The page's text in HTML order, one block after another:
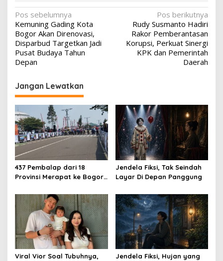
Navigasi
pos
Pos sebelumnya
Kemuning Gading Kota
Bogor Akan Direnovasi,
Disparbud Targetkan Jadi
Pusat Budaya Tahun
Depan
Pos berikutnya
Rudy Susmanto Hadiri
Rakor Pemberantasan
Korupsi, Perkuat Sinergi
KPK dan Pemerintah
Daerah
Jangan Lewatkan
437 Pembalap dari 18
Provinsi Merapat ke Bogor,
2026
Jendela Fiksi, Tak Seindah
Layar Di Depan Panggung
Viral Vior Soal Tubuhnya,
Jendela Fiksi, Hujan yang